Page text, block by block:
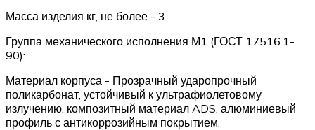
Масса изделия кг, не более - 3
Группа механического исполнения М1 (ГОСТ 17516.1-
90):
Материал корпуса - Прозрачный ударопрочный
поликарбонат, устойчивый к ультрафиолетовому
излучению, композитный материал ADS, алюминиевый
профиль с антикоррозийным покрытием.